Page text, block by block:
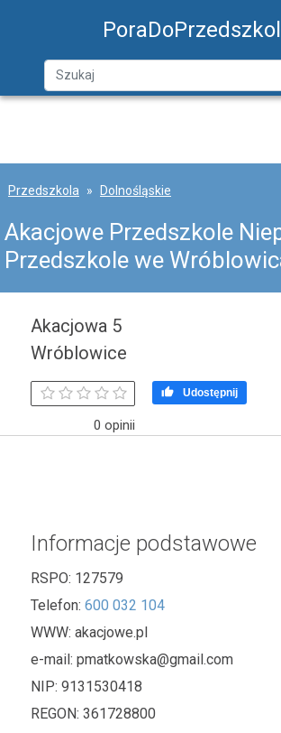
Przedszkola Dolnośląskie
Akacjowe Przedszkole
Przedszkole we
Akacjowa 5
Wróblowice
0 opinii
 Udostępnij
Informacje podstawowe
RSPO: 127579
Telefon: 600 032 104
WWW: akacjowe.pl
e-mail: pmatkowska@gmail.com
NIP: 9131530418
REGON: 361728800